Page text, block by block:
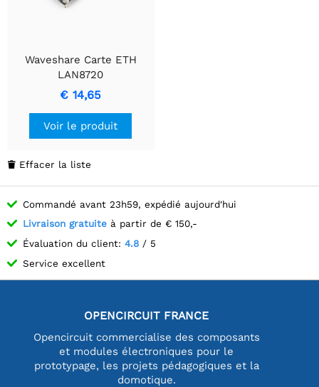
Waveshare Carte ETH
LAN8720
€ 14,65
Voir le produit
 Effacer la liste
Commandé avant 23h59, expédié aujourd'hui
Livraison gratuite à partir de € 150,-
Évaluation du client: 4.8 / 5
Service excellent
OPENCIRCUIT FRANCE
Opencircuit commercialise des composants
et modules électroniques pour le
prototypage, les projets pédagogiques et la
domotique.